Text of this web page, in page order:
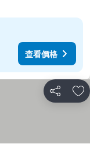
查看價格
分享 放